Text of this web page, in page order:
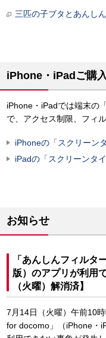
三匹の子ブタとあんし
iPhone・iPadご購
iPhone・iPadでは端末の
で、アクセス制限、フィ
iPhoneの「スクリーン
iPadの「スクリーンタ
お知らせ
「あんしんフィル
版）のアプリが利用
（火曜）解消済】
7月14日（火曜）午前10
for docomo」（iPhone・